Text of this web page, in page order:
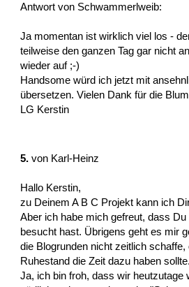
Antwort von Schwammerlweib:
Ja momentan ist wirklich viel los -
teilweise den ganzen Tag gar nicht
wieder auf ;-)
Handsome würd ich jetzt mit
übersetzen. Vielen Dank für die
LG Kerstin
5. von Karl-Heinz
Hallo Kerstin,
zu Deinem A B C Projekt kann ich
Aber ich habe mich gefreut, dass
besucht hast. Übrigens geht es mir
die Blogrunden nicht zeitlich schaffe,
Ruhestand die Zeit dazu haben sollte.
Ja, ich bin froh, dass wir heutzutage